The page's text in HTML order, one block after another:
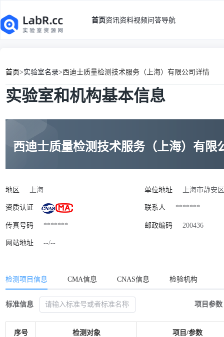
首页资讯资料视频问答导航
首页>实验室名录>西迪士质量检测技术服务（上海）有限公司详情
实验室和机构基本信息
西迪士质量检测技术服务（上海）有限
地区 上海 单位地址 上海市静安
资质认证 联系人 *******
传真号码 ******* 邮政编码 200436
网站地址 --/--
检测项目信息 CMA信息 CNAS信息 检验机构
标准信息 项目参数
序号 检测对象 项目/参数